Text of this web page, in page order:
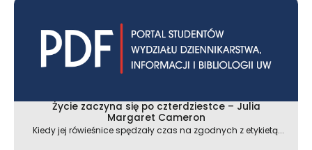
Życie zaczyna się po czterdziestce – Julia
Margaret Cameron
Kiedy jej rówieśnice spędzały czas na zgodnych z etykietą...